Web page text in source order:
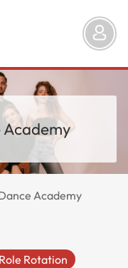
Academy
Academy
Role Rotation